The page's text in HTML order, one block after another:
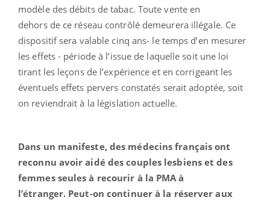
modèle des débits de tabac. Toute vente en
dehors dece réseau contrôlé demeurera illégale. Ce
dispositif sera valable cinq ans- le temps d’en mesurer
les effets - période à l’issue de laquelle soit une loi
tirant les leçons de l’expérience et en corrigeant les
éventuels effets pervers constatés serait adoptée, soit
on reviendrait à la législation actuelle.
Dans un manifeste, des médecins français ont
reconnu avoir aidé des couples lesbiens et des
femmes seules à recourir à la PMA à
l’étranger. Peut-on continuer à la réserver aux